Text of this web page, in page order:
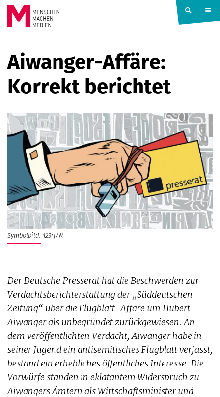
Springe zum Inhalt
MACHEN
MEDIEN
Aiwanger-Affäre:
Korrekt berichtet
Symbolbild: 123rf/M
Der Deutsche Presserat hat die Beschwerden zur
Verdachtsberichterstattung der „Süddeutschen
Zeitung“ über die Flugblatt-Affäre um Hubert
Aiwanger als unbegründet zurückgewiesen. An
dem veröffentlichten Verdacht, Aiwanger habe in
seiner Jugend ein antisemitisches Flugblatt verfasst,
bestand ein erhebliches öffentliches Interesse. Die
Vorwürfe standen in eklatantem Widerspruch zu
Aiwangers Ämtern als Wirtschaftsminister und